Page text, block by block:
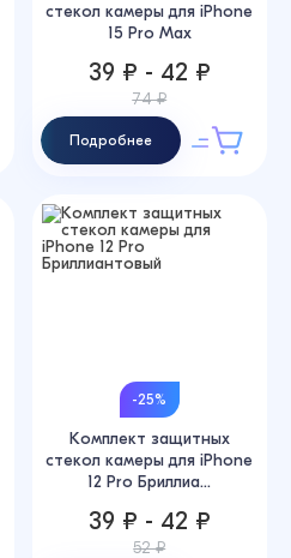
стекол камеры для iPhone
15 Pro Max
39 ₽ - 42 ₽
74 ₽
Подробнее
-25%
Комплект защитных
стекол камеры для iPhone
12 Pro Бриллиа...
39 ₽ - 42 ₽
52 ₽